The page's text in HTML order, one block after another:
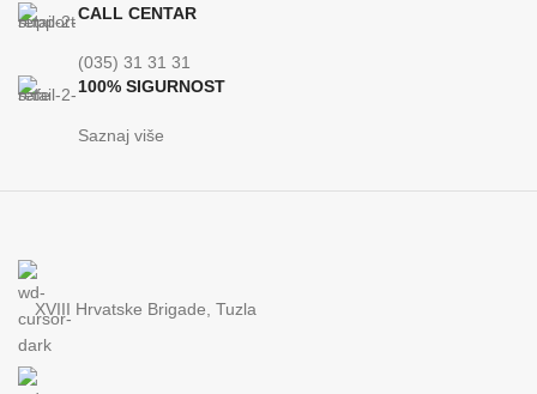
CALL CENTAR
(035) 31 31 31
100% SIGURNOST
Saznaj više
XVIII Hrvatske Brigade, Tuzla